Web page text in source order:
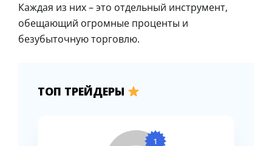
Каждая из них – это отдельный инструмент,
обещающий огромные проценты и
безубыточную торговлю.
ТОП ТРЕЙДЕРЫ
1